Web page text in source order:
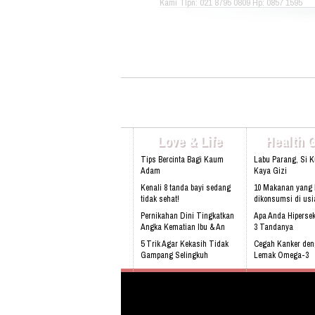
Love & Life
Tips Bercinta Bagi Kaum
Adam
Kenali 8 tanda bayi sedang
tidak sehat!
Pernikahan Dini Tingkatkan
Angka Kematian Ibu & An
5 Trik Agar Kekasih Tidak
Gampang Selingkuh
Sering Mengalami Mimpi
Health
Labu Parang, Si
Kaya Gizi
10 Makanan yang
dikonsumsi di
Apa Anda
3 Tandanya
Cegah Kanker
Lemak Omega-3
Bahaya